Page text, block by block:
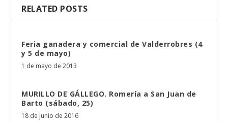
RELATED POSTS
Feria ganadera y comercial de Valderrobres (4
y 5 de mayo)
1 de mayo de 2013
MURILLO DE GÁLLEGO. Romería a San Juan de
Barto (sábado, 25)
18 de junio de 2016